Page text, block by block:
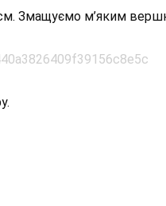
Змащуємо м’яким